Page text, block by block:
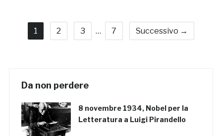
1 2 3 … 7 Successivo →
Da non perdere
8 novembre 1934, Nobel per la
Letteratura a Luigi Pirandello